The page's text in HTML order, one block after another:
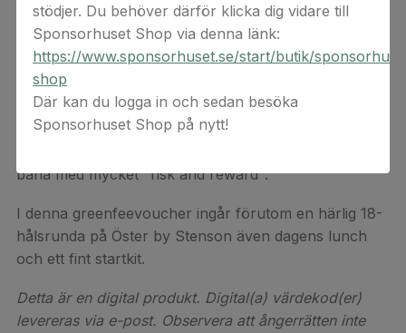
Öster by Stenson rankas som nr 8 i Sverige
av tidningen Svensk Golf i deras ranking av Sveriges
50 bästa banor. Banan har karaktären av en
Amerikansk parkbana med inspiration av Franska
banan Le Nationale utanför Paris och Amerikanska
TPC Sawgrass i Florida. Tydligt definierade klipplinjer,
bana med mycket "risk and reward".
I denna greenfeevoucher ingår förutom en härlig 18-
hålsrunda på Öster by Stenson även dagens lunch
och ett fint startkit.
Detta är en digital produkt. Digital(a) värdekod(er)
levereras via e-post. Observera att ångerrätten inte
stödjer. Du behöver därför klicka dig vidare till
Sponsorhuset Shop via denna länk:
https://www.sponsorhuset.se/start/butik/
shop
Där kan du logga in och sedan besöka
Sponsorhuset Shop på nytt!